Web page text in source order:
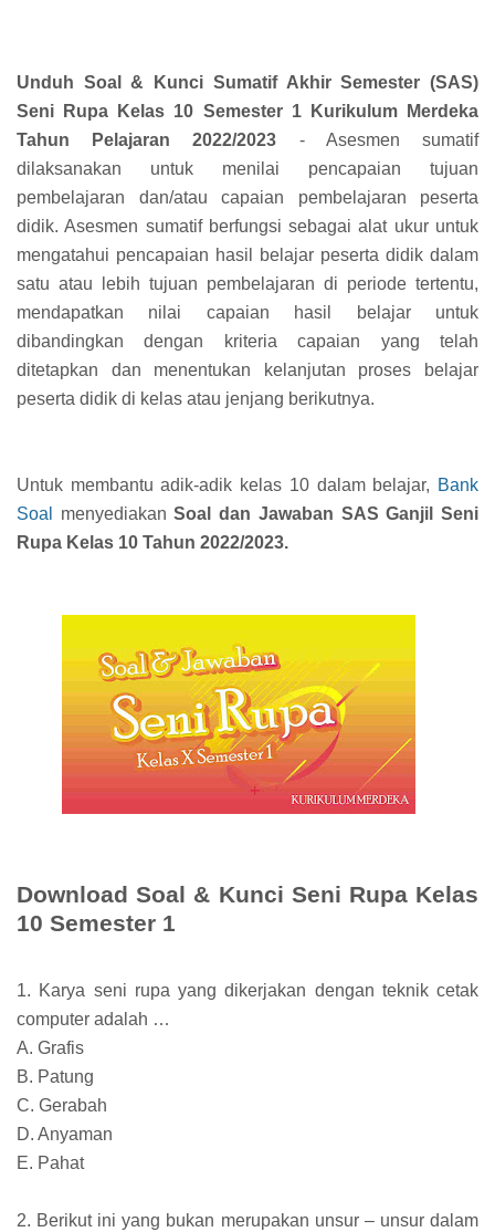
Unduh Soal & Kunci Sumatif Akhir Semester (SAS)
Seni Rupa Kelas 10 Semester 1 Kurikulum Merdeka
Tahun Pelajaran 2022/2023 - Asesmen sumatif
dilaksanakan untuk menilai pencapaian tujuan
pembelajaran dan/atau capaian pembelajaran peserta
didik. Asesmen sumatif berfungsi sebagai alat ukur untuk
mengatahui pencapaian hasil belajar peserta didik dalam
satu atau lebih tujuan pembelajaran di periode tertentu,
mendapatkan nilai capaian hasil belajar untuk
dibandingkan dengan kriteria capaian yang telah
ditetapkan dan menentukan kelanjutan proses belajar
peserta didik di kelas atau jenjang berikutnya.
Untuk membantu adik-adik kelas 10 dalam belajar, Bank
Soal
menyediakanSoal dan Jawaban SAS Ganjil Seni
Rupa Kelas 10 Tahun 2022/2023.
Download Soal & Kunci Seni Rupa Kelas
10 Semester 1
1. Karya seni rupa yang dikerjakan dengan teknik cetak
computer adalah …
A. Grafis
B. Patung
C. Gerabah
D. Anyaman
E. Pahat
2. Berikut ini yang bukan merupakan unsur – unsur dalam